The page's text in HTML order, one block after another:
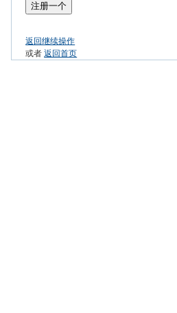
注册一个
返回继续操作
或者返回首页